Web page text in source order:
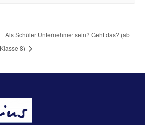
Als Schüler Unternehmer sein? Geht das? (ab
Klasse 8)